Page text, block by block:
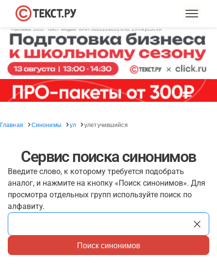
Главная Синонимы ул улетучившийся
Сервис поиска синонимов
Введите слово, к которому требуется подобрать
аналог, и нажмите на кнопку «Поиск синонимов». Для
просмотра отдельных групп используйте поиск по
алфавиту.
Поиск синонимов